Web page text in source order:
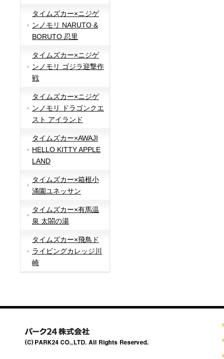
タイムズカー×ニジゲ
ンノモリ NARUTO &
BORUTO 忍里
タイムズカー×ニジゲ
ンノモリ ゴジラ迎撃作
戦
タイムズカー×ニジゲ
ンノモリ ドラゴンクエ
スト アイランド
タイムズカー×AWAJI
HELLO KITTY APPLE
LAND
タイムズカー×箱根小
涌園ユネッサン
タイムズカー×有馬温
泉 太閤の湯
タイムズカー×飛鳥ド
ライビングカレッジ川
崎